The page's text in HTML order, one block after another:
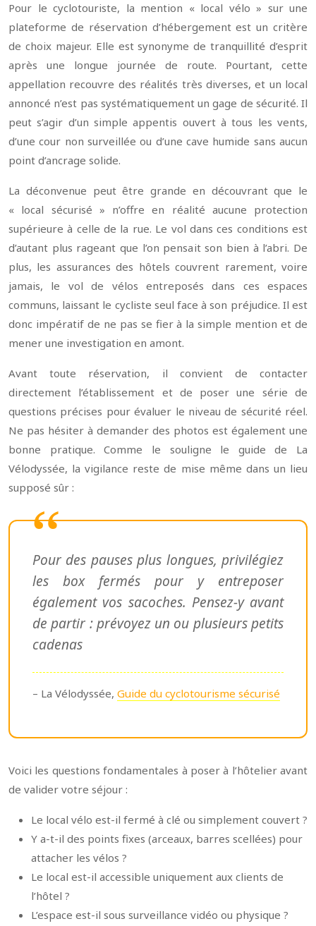
Pour le cyclotouriste, la mention « local vélo » sur une
plateforme de réservation d’hébergement est un critère
de choix majeur. Elle est synonyme de tranquillité d’esprit
après une longue journée de route. Pourtant, cette
appellation recouvre des réalités très diverses, et un local
annoncé n’est pas systématiquement un gage de sécurité. Il
peut s’agir d’un simple appentis ouvert à tous les vents,
d’une cour non surveillée ou d’une cave humide sans aucun
point d’ancrage solide.
La déconvenue peut être grande en découvrant que le
« local sécurisé » n’offre en réalité aucune protection
supérieure à celle de la rue. Le vol dans ces conditions est
d’autant plus rageant que l’on pensait son bien à l’abri. De
plus, les assurances des hôtels couvrent rarement, voire
jamais, le vol de vélos entreposés dans ces espaces
communs, laissant le cycliste seul face à son préjudice. Il est
donc impératif de ne pas se fier à la simple mention et de
mener une investigation en amont.
Avant toute réservation, il convient de contacter
directement l’établissement et de poser une série de
questions précises pour évaluer le niveau de sécurité réel.
Ne pas hésiter à demander des photos est également une
bonne pratique. Comme le souligne le guide de La
Vélodyssée, la vigilance reste de mise même dans un lieu
supposé sûr :
Pour des pauses plus longues, privilégiez
les box fermés pour y entreposer
également vos sacoches. Pensez-y avant
de partir : prévoyez un ou plusieurs petits
cadenas
– La Vélodyssée, Guide du cyclotourisme sécurisé
Voici les questions fondamentales à poser à l’hôtelier avant
de valider votre séjour :
Le local vélo est-il fermé à clé ou simplement couvert ?
Y a-t-il des points fixes (arceaux, barres scellées) pour
attacher les vélos ?
Le local est-il accessible uniquement aux clients de
l’hôtel ?
L’espace est-il sous surveillance vidéo ou physique ?